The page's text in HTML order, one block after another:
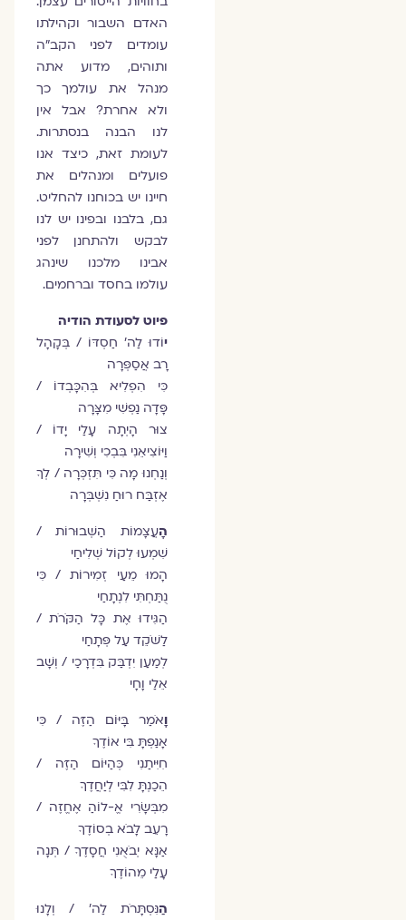
האדם השבור וקהילתו
עומדים לפני הקב"ה
ותוהים, מדוע אתה
מנהל את עולמך כך
ולא אחרת? אבל אין
לנו הבנה בנסתרות.
לעומת זאת, כיצד אנו
פועלים ומנהלים את
חיינו יש בכוחנו להחליט.
גם, בלבנו ובפינו יש לנו
לבקש ולהתחנן לפני
אבינו מלכנו שינהג
עולמו בחסד וברחמים.
פיוט לסעודת הודיה
וֹדוּ לַה' חַסְדּוֹ / בְּקָהָל
רָב אֲסַפְּרָה
כִּי הִפְלִיא בְּהִכָּבְדוֹ /
פָּדָה נַפְשִׁי מִצָּרָה
צוּר הָיְתָה עָלַי יָדוֹ /
וַיּוֹצִיאֵנִי בִּבְכִי וְשִׁירָה
וְנַחְנוּ מָה כִּי תִּזְכְּרָה / לְךָ
אֶזְבַּח רוּחַ נִשְׁבְּרָה
עֲצָמוֹת הַשְּׁבוּרוֹת /
שִׁמְעוּ לְקוֹל שְׁלִיחַי
הָמוּ מֵעַי זְמִירוֹת / כִּי
נֻתַּחְתִּי לִנְתָחַי
הַגִּידוּ אֶת כָּל הַקֹּרֹת /
לַשֹּׁקֵד עַל פְּתָחַי
לְמַעַן יִדְבַּק בִּדְרָכַי / וְשָׁב
אֵלַי וָחָי
אֹמַר בָּיּוֹם הַזֶּה / כִּי
אָנַפְתָּ בִּי אוֹדֶךָ
חִיִּיתַנִי כְּהַיּוֹם הַזֶּה /
הֵכַנְתָּ לִבִּי לְיַחֲדֶךָ
מִבְּשָׂרִי אֱ-לוֹהַ אֶחֱזֶה /
רָעֵב לָבֹא בְסוֹדֶךָ
אַנָּא יְבֹאֻנִי חֲסָדֶךָ / תְּנָה
עָלַי מֵהוֹדֶךָ
נִּסְתָּרֹת לַה' / וְלָנוּ